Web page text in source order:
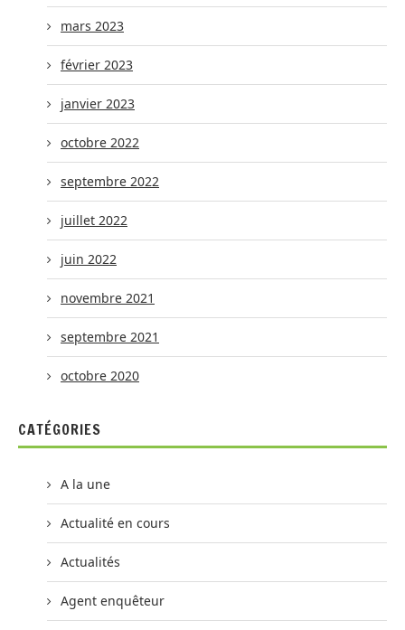
mars 2023
février 2023
janvier 2023
octobre 2022
septembre 2022
juillet 2022
juin 2022
novembre 2021
septembre 2021
octobre 2020
CATÉGORIES
A la une
Actualité en cours
Actualités
Agent enquêteur